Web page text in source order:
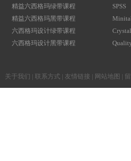
精益六西格玛绿带课程
精益六西格玛黑带课程
六西格玛设计绿带课程
六西格玛设计黑带课程
SPSS
关于我们 | 联系方式 | 友情链接 | 网站地图 |